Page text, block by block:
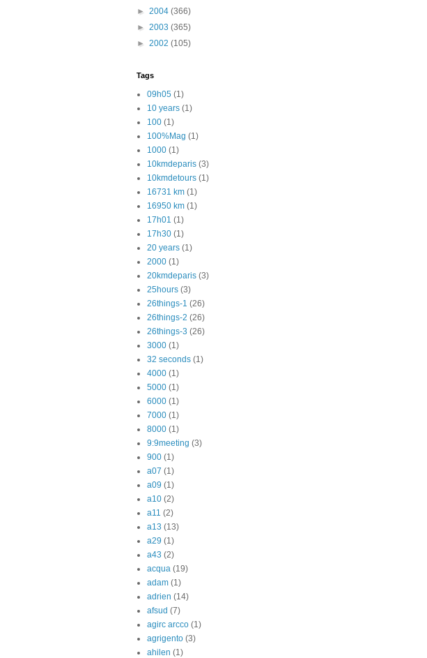
► 2004 (366)
► 2003 (365)
► 2002 (105)
Tags
09h05 (1)
10 years (1)
100 (1)
100%Mag (1)
1000 (1)
10kmdeparis (3)
10kmdetours (1)
16731 km (1)
16950 km (1)
17h01 (1)
17h30 (1)
20 years (1)
2000 (1)
20kmdeparis (3)
25hours (3)
26things-1 (26)
26things-2 (26)
26things-3 (26)
3000 (1)
32 seconds (1)
4000 (1)
5000 (1)
6000 (1)
7000 (1)
8000 (1)
9:9meeting (3)
900 (1)
a07 (1)
a09 (1)
a10 (2)
a11 (2)
a13 (13)
a29 (1)
a43 (2)
acqua (19)
adam (1)
adrien (14)
afsud (7)
agirc arcco (1)
agrigento (3)
ahilen (1)